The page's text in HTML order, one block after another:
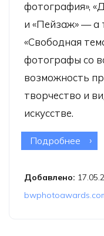
фотография»,
и «Пейзаж» — а
«Свободная
фотографы со
возможность
творчество и
искусстве.
Подробнее о
Добавлено: